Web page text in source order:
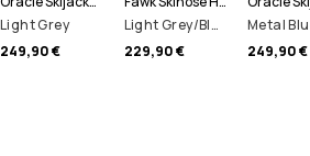
Light Grey
249,90 €
Light Grey/Black
229,90 €
Metal
249,90 €